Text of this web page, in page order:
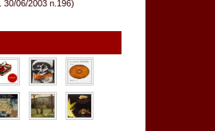
30/06/2003 n.196)